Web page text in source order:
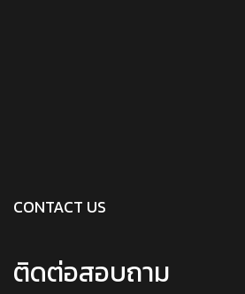
CONTACT US
ติดต่อสอบถาม